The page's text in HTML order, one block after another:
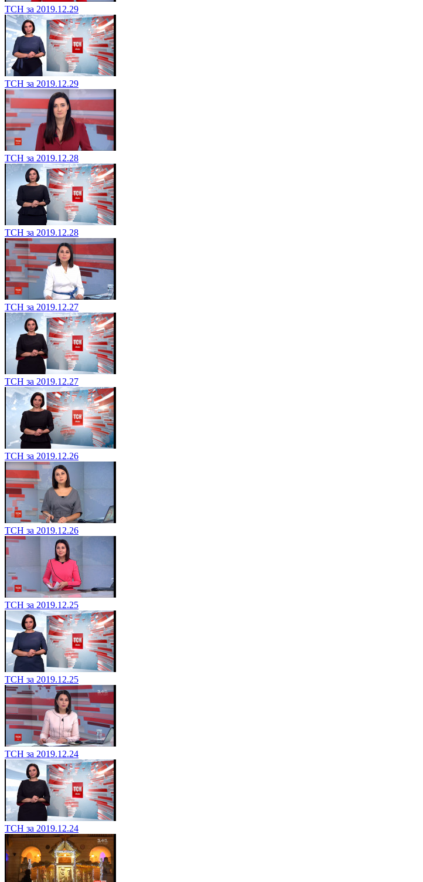
ТСН за 2019.12.29
ТСН за 2019.12.29
ТСН за 2019.12.28
ТСН за 2019.12.28
ТСН за 2019.12.27
ТСН за 2019.12.27
ТСН за 2019.12.26
ТСН за 2019.12.26
ТСН за 2019.12.25
ТСН за 2019.12.25
ТСН за 2019.12.24
ТСН за 2019.12.24